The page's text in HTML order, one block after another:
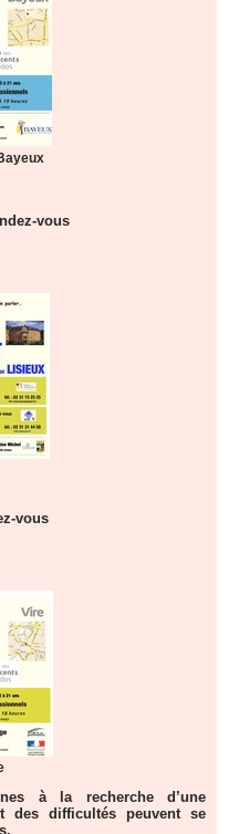
vous
vous
à la recherche d’une
des difficultés peuvent se